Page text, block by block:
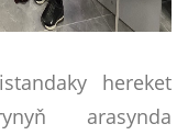
hereket
arasynda